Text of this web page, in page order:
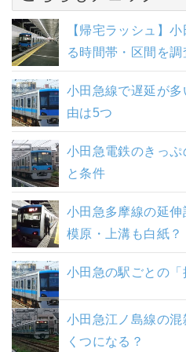
【帰宅ラッシュ】
る時間帯・区間を調
小田急線で遅延が
由は5つ
小田急電鉄のきっ
と条件
小田急多摩線の延
模原・上溝も白紙？
小田急の駅ごとの
小田急江ノ島線の
くつになる？